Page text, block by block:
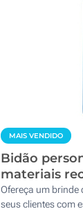
MAIS VENDIDO
Bidão
materiais
Ofereça um brinde
seus clientes com